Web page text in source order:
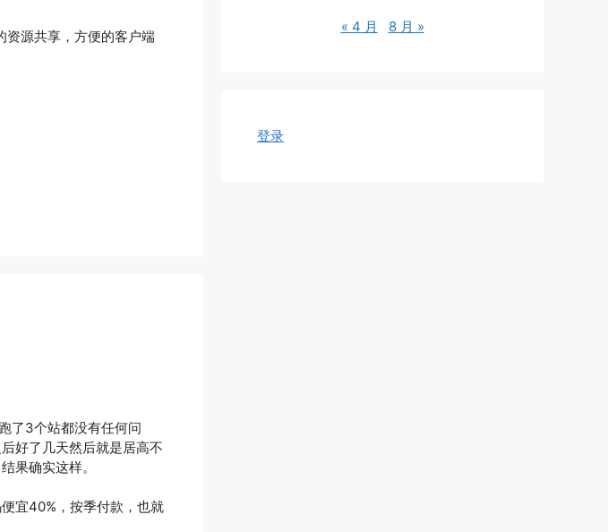
资源共享，方便的客户端
了3个站都没有任何问
好了几天然后就是居高不
果确实这样。
宜40%，按季付款，也就
« 4 月 8 月 »
登录